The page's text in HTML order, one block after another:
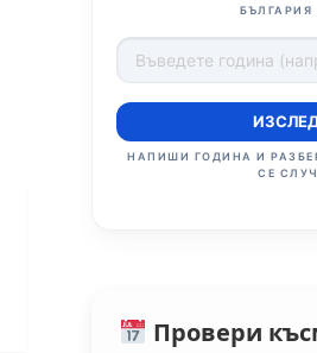
БЪЛГАРИЯ
НАПИШИ ГОДИНА И
СЕ
Провери